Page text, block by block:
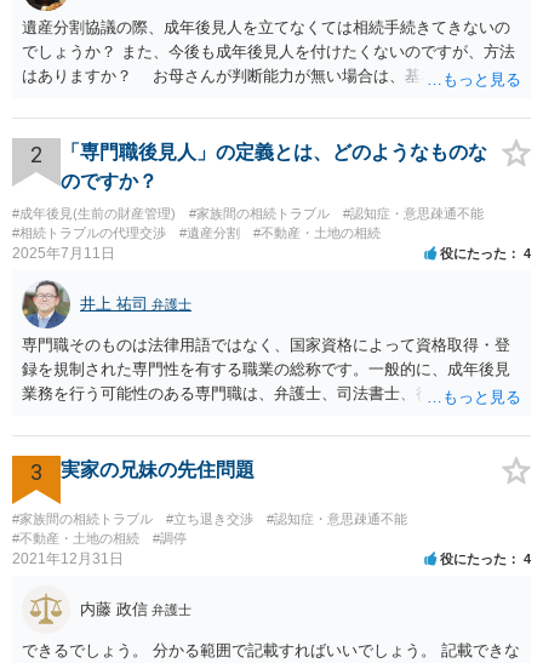
遺産分割協議の際、成年後見人を立てなくては相続手続きてきないの
でしょうか？ また、今後も成年後見人を付けたくないのですが、方法
はありますか？ お母さんが判断能力が無い場合は、基本的に成年後
立て、お母さんに特別代理人をつけるという方法も考えられますが、
遺産分割だけでなく、その後の取得した遺産の管理もありますので
遺産分割審判や遺産分割調停を申し立て、お母さんに特別代理人をつ
けるということでは解決できなさそうなので 後見人をつけるよう求め
られると思います。 弁護士に面談で相談された方がよいと思いま
す。
2
「専門職後見人」の定義とは、どのようなものな
のですか？
#成年後見(生前の財産管理) #家族間の相続トラブル
#認知症・意思疎通不能
#相続トラブルの代理交渉
#遺産分割 #不動産・土地の相続
2025年7月11日 役にたった 4
井上 祐司 弁護士
専門職そのものは法律用語ではなく、国家資格によって資格取得・登
録を規制された専門性を有する職業の総称です。一般的に、成年後見
業務を行う可能性のある専門職は、弁護士、司法書士、行政書士、税
士はほぼ無条件で成年後見人に選任されるわけではなく、基幹研修を
受講して継続研修を受講し続ける必要がありますが、家庭裁判所から
選任された場合には専門職後見人と呼ぶことになるでしょう。
3 実家の兄妹の先住問題
#家族間の相続トラブル #立ち退き交渉
#認知症・意思疎通不能
#不動産・土地の相続
#調停
2021年12月31日 役にたった 4
内藤 政信 弁護士
できるでしょう。 分かる範囲で記載すればいいでしょう。 記載できな